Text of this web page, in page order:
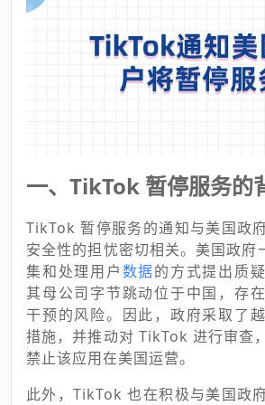
一、TikTok 暂停服务的
TikTok 暂停服务的通知与美国政
安全性的担忧密切相关。美国政
集和处理用户数据的方式提出质
其母公司字节跳动位于中国，存
干预的风险。因此，政府采取了
措施，并推动对 TikTok 进行审查
禁止该应用在美国运营。
此外，TikTok 也在积极与美国政